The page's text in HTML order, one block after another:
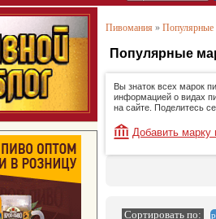
Пивомания » Популярные
Популярные
Вы знаток всех марок
информацией о видах
на сайте. Поделитесь
Добавить марку
Сортировать по: